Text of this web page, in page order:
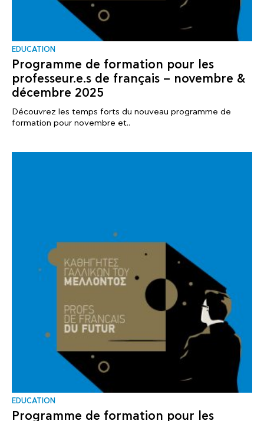
EDUCATION
Programme de formation pour les
professeur.e.s de français – novembre &
décembre 2025
Découvrez les temps forts du nouveau programme de
formation pour novembre et..
EDUCATION
Programme de formation pour les